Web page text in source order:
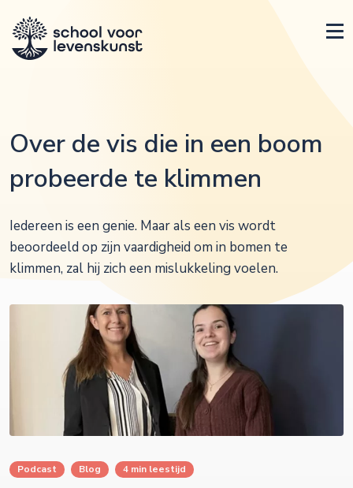
Over de vis die in een boom
probeerde te klimmen
Iedereen is een genie. Maar als een vis wordt
beoordeeld op zijn vaardigheid om in bomen te
klimmen, zal hij zich een mislukkeling voelen.
Podcast Blog 4 min leestijd